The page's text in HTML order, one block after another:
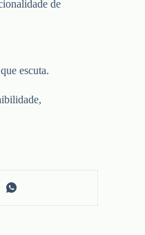
de
escuta.